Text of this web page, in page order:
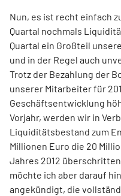
Nun, es ist recht einfach
Quartal nochmals
Quartal ein Großteil
und in der Regel auch
Trotz der Bezahlung der
unserer Mitarbeiter für
Geschäftsentwicklung
Vorjahr, werden wir in
Liquiditätsbestand zum
Millionen Euro die 20
Jahres 2012
möchte ich aber darauf
angekündigt, die